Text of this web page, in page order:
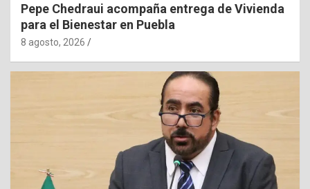
Pepe Chedraui acompaña entrega de Vivienda
para el Bienestar en Puebla
8 agosto, 2026